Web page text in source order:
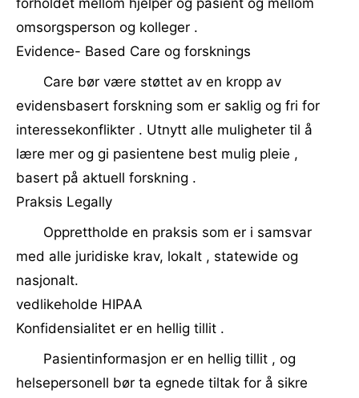
forholdet mellom hjelper og pasient og mellom
omsorgsperson og kolleger .
Evidence- Based Care og forsknings
Care bør være støttet av en kropp av
evidensbasert forskning som er saklig og fri for
interessekonflikter . Utnytt alle muligheter til å
lære mer og gi pasientene best mulig pleie ,
basert på aktuell forskning .
Praksis Legally
Opprettholde en praksis som er i samsvar
med alle juridiske krav, lokalt , statewide og
nasjonalt.
vedlikeholde HIPAA
Konfidensialitet er en hellig tillit .
Pasientinformasjon er en hellig tillit , og
helsepersonell bør ta egnede tiltak for å sikre